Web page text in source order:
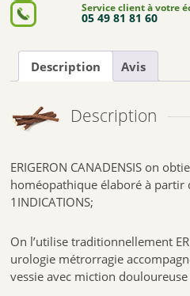
Service client à votre
05 49 81 81 60
Description Avis
Description
ERIGERON CANADENSIS on
homéopathique élaboré à partir
1INDICATIONS;
On l’utilise traditionnellement
urologie métrorragie
vessie avec miction douloureuse